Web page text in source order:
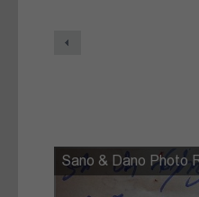
Sano & Dano Photo
Previous